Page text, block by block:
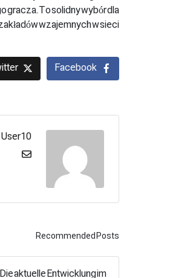
gracza. To solidny wybór dla
wzajemnych w sieci.
Facebook
Recommended Posts
Die aktuelle Entwicklung im